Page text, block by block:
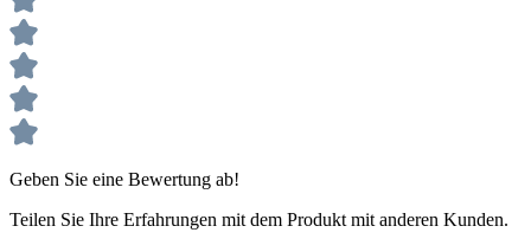
Geben Sie eine Bewertung ab!
Teilen Sie Ihre Erfahrungen mit dem Produkt mit anderen Kunden.